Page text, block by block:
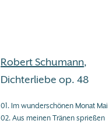
Robert Schumann,
Dichterliebe op. 48
01. Im wunderschönen Monat Mai
02. Aus meinen Tränen sprießen